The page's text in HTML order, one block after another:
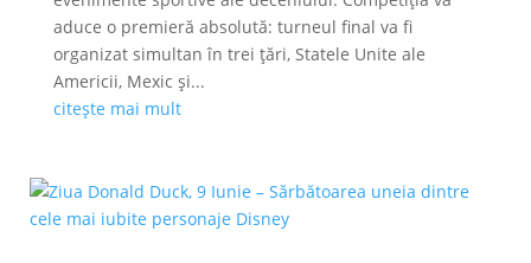
aduce o premieră absolută: turneul final va fi
organizat simultan în trei țări, Statele Unite ale
Americii, Mexic și...
citește mai mult